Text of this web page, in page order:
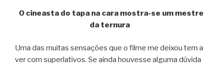
O cineasta do tapa na cara mostra-se um mestre
da ternura
Uma das muitas sensações que o filme me deixou tem a
ver com superlativos. Se ainda houvesse alguma dúvida